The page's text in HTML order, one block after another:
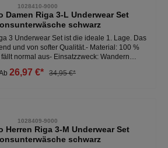
1028410-9000
Damen Riga 3-L Underwear Set
schwarz
3 Underwear Set ist die ideale 1. Lage. Das
und von softer Qualität.- Material: 100 %
normal aus- Einsatzzweck: Wandern
angenehm- wärmendes Tragegefühl
26,97 €* 34,95 €*
1028409-9000
Herren Riga 3-M Underwear Set
schwarz